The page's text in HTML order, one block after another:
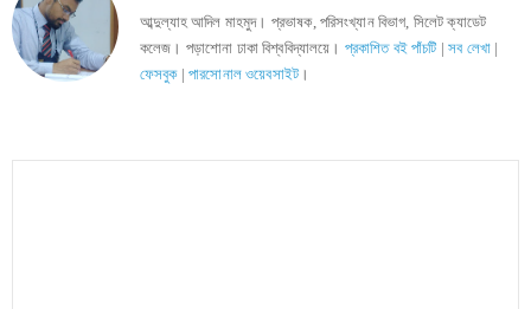
আব্দুল্যাহ আদিল মাহমুদ। প্রভাষক, পরিসংখ্যান বিভাগ, সিলেট ক্যাডেট
কলেজ। পড়াশোনা ঢাকা বিশ্ববিদ্যালয়ে। প্রকাশিত বই পাঁচটি |সব লেখা|
ফেসবুক|পারসোনাল ওয়েবসাইট ।